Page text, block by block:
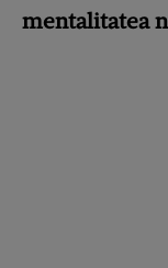
mentalitatea